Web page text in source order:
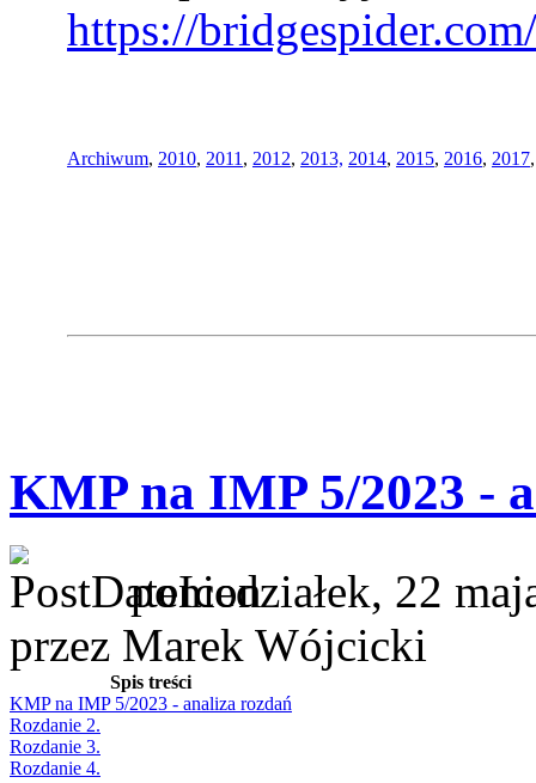
https://
Archiwum, 2010, 2011 , 2012, 2013, 2014, 2015, 2016, 2017
KMP na IMP 5/2023 -
poniedziałek, 22
przez Marek Wójcicki
Spis treści
KMP na IMP 5/2023 - analiza rozdań
Rozdanie 2.
Rozdanie 3.
Rozdanie 4.